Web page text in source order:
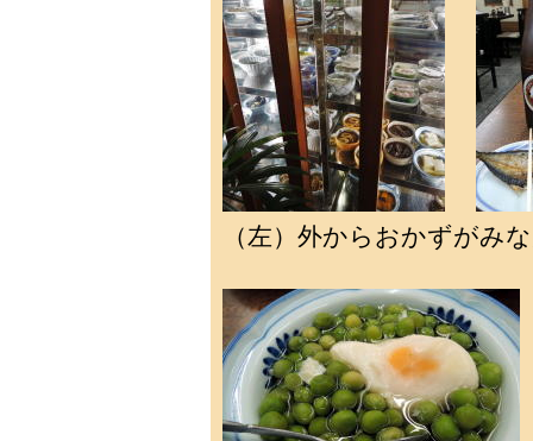
（左）外からおかずがみ